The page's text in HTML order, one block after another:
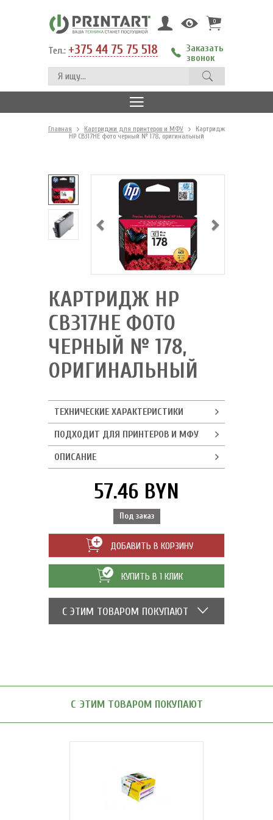
0
Тел.: +375 44 75 75 518
Заказать
звонок
Главная Картриджи для принтеров и МФУ
Картридж
HP CB317HE фото черный № 178, оригинальный
КАРТРИДЖ HP
CB317HE ФОТО
ЧЕРНЫЙ № 178,
ОРИГИНАЛЬНЫЙ
ТЕХНИЧЕСКИЕ ХАРАКТЕРИСТИКИ
ПОДХОДИТ ДЛЯ ПРИНТЕРОВ И МФУ
ОПИСАНИЕ
57.46 BYN
Под заказ
ДОБАВИТЬ В КОРЗИНУ
КУПИТЬ В 1 КЛИК
С ЭТИМ ТОВАРОМ ПОКУПАЮТ
С ЭТИМ ТОВАРОМ ПОКУПАЮТ